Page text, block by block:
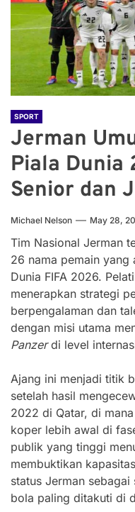
SPORT
Jerman
Piala Dunia
Senior dan
Michael Nelson May 28,
Tim Nasional Jerman
26 nama pemain yang
Dunia FIFA 2026.
menerapkan strategi
berpengalaman dan
dengan misi utama
Panzerdi level
Ajang ini menjadi titik
setelah hasil
2022 di Qatar, di
koper lebih awal di
publik yang tinggi
membuktikan
status Jerman
bola paling ditakuti di